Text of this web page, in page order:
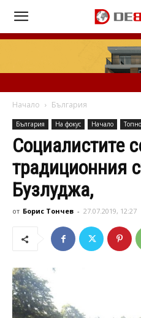
Начало България
България На фокус Начало
Социалистите
традиционния
Бузлуджа,
от Борис Тончев - 27.07.2019, 12:27